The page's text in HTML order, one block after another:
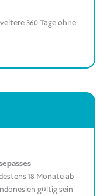
360 Tage ohne
18 Monate ab
gültig sein